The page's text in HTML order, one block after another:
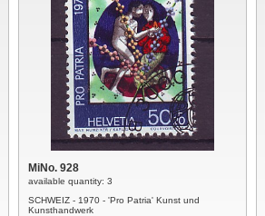
MiNo. 928
available quantity: 3
SCHWEIZ - 1970 - 'Pro Patria' Kunst und
Kunsthandwerk